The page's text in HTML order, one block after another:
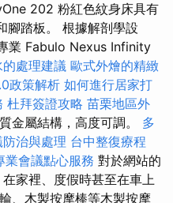
202 粉紅色紋身床具有
腳踏板。 根據解剖學設
業 Fabulo Nexus Infinity
處理建議 歐式外燴的精緻
政策解析 如何進行居家打
杜拜簽證攻略 苗栗地區外
金屬結構，高度可調。 多
防治與處理 台中整復療程
業會議點心服務 對於網站的
在家裡、度假時甚至在車上
、木製按摩棒等木製按摩